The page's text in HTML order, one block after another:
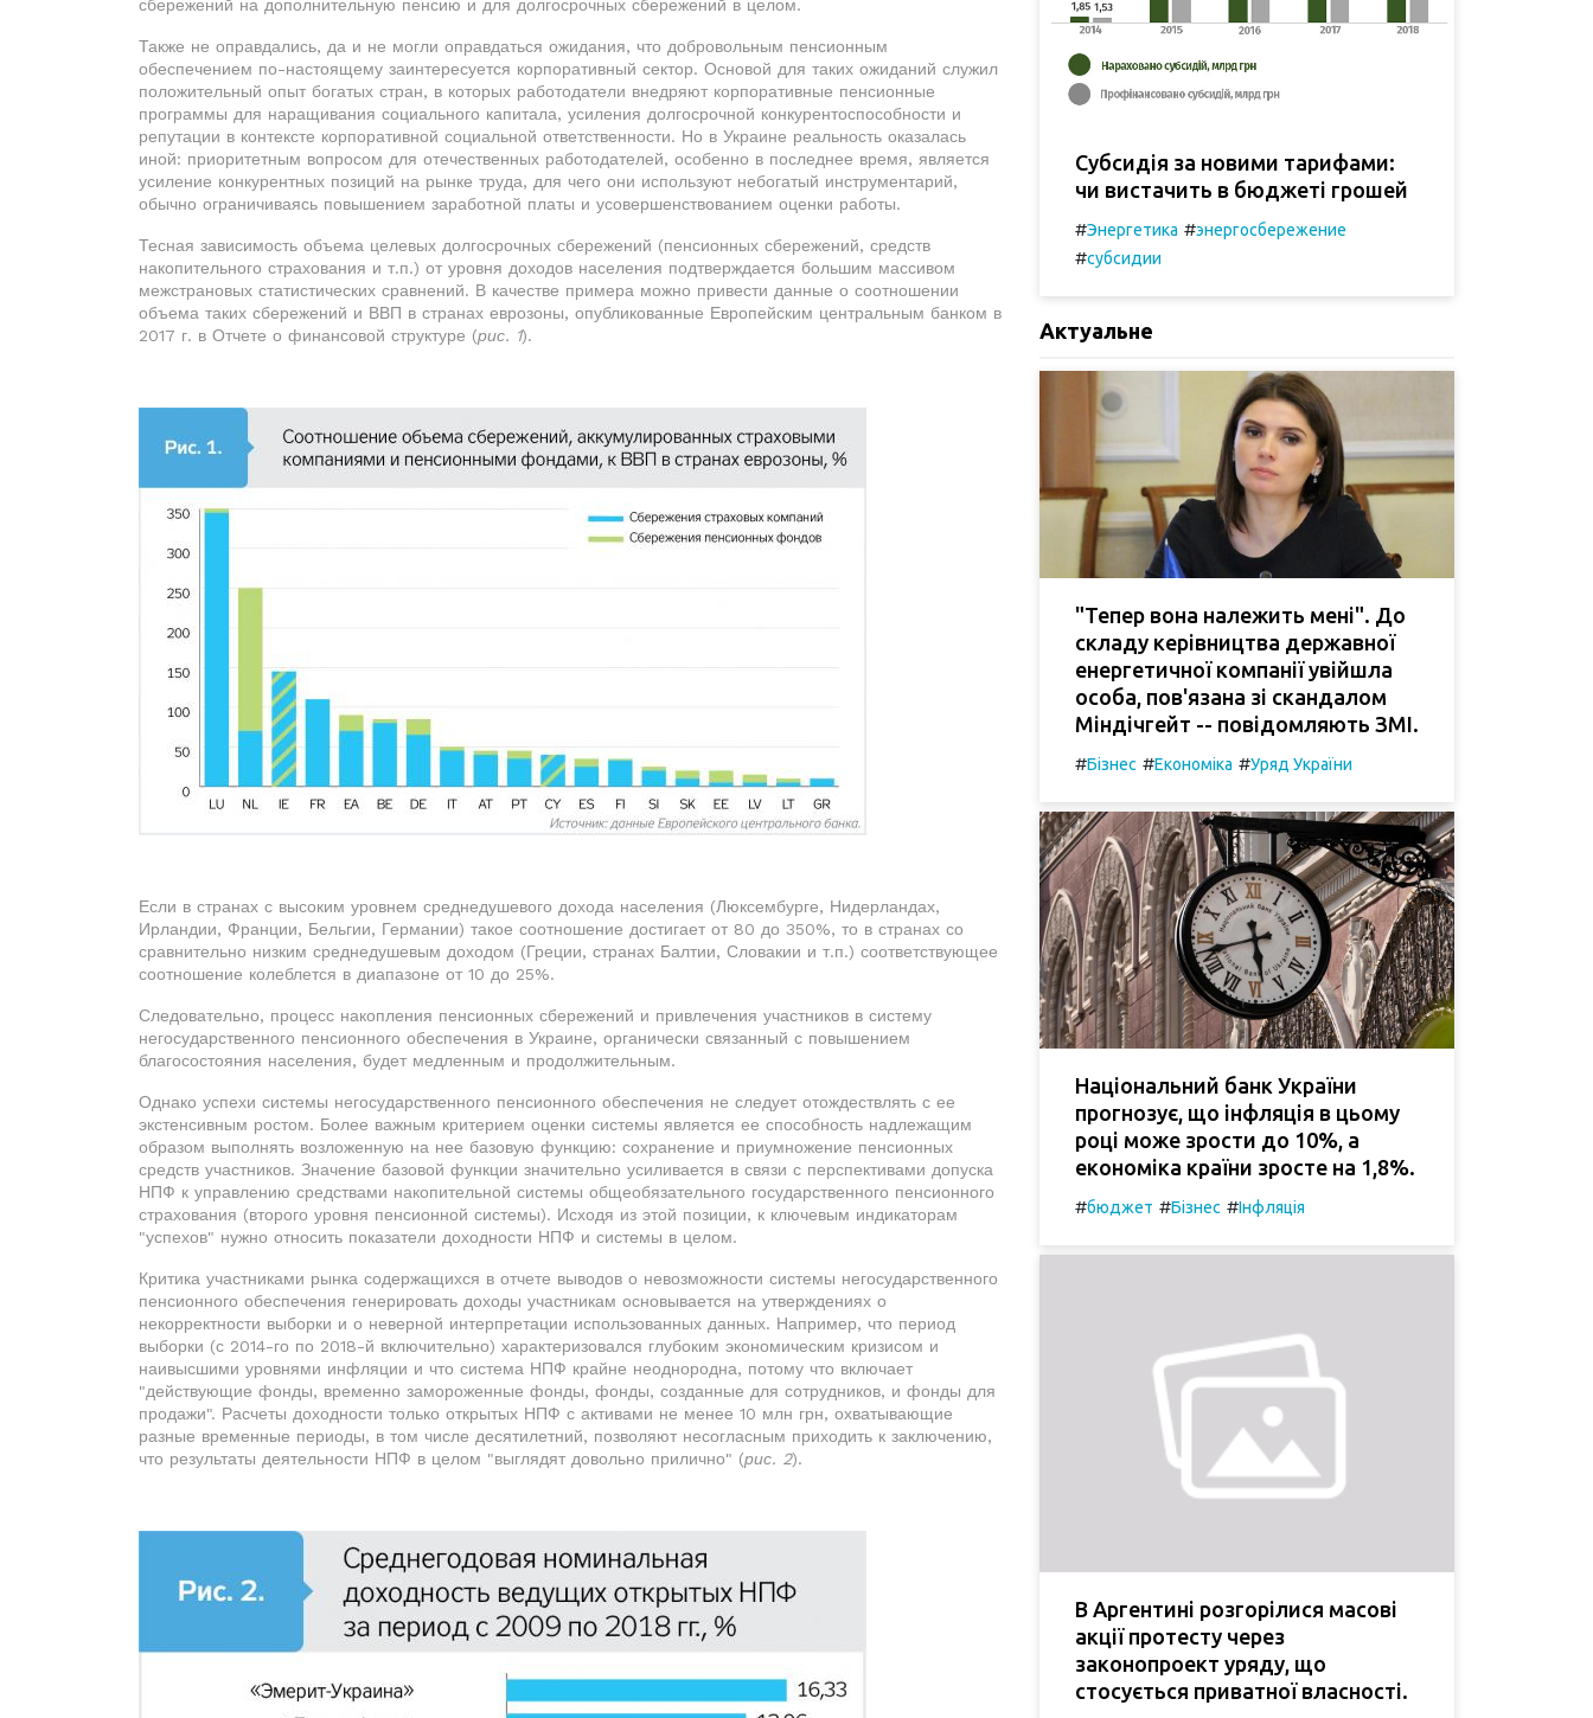
сбережений на дополнительную пенсию и для долгосрочных сбережений в целом.
Также не оправдались, да и не могли оправдаться ожидания, что добровольным пенсионным
обеспечением по-настоящему заинтересуется корпоративный сектор. Основой для таких ожиданий служил
положительный опыт богатых стран, в которых работодатели внедряют корпоративные пенсионные
программы для наращивания социального капитала, усиления долгосрочной конкурентоспособности и
репутации в контексте корпоративной социальной ответственности. Но в Украине реальность оказалась
иной: приоритетным вопросом для отечественных работодателей, особенно в последнее время, является
усиление конкурентных позиций на рынке труда, для чего они используют небогатый инструментарий,
обычно ограничиваясь повышением заработной платы и усовершенствованием оценки работы.
Тесная зависимость объема целевых долгосрочных сбережений (пенсионных сбережений, средств
накопительного страхования и т.п.) от уровня доходов населения подтверждается большим массивом
межстрановых статистических сравнений. В качестве примера можно привести данные о соотношении
объема таких сбережений и ВВП в странах еврозоны, опубликованные Европейским центральным банком в
2017 г. в Отчете о финансовой структуре (рис. 1).
Если в странах с высоким уровнем среднедушевого дохода населения (Люксембурге, Нидерландах,
Ирландии, Франции, Бельгии, Германии) такое соотношение достигает от 80 до 350%, то в странах со
сравнительно низким среднедушевым доходом (Греции, странах Балтии, Словакии и т.п.) соответствующее
соотношение колеблется в диапазоне от 10 до 25%.
Следовательно, процесс накопления пенсионных сбережений и привлечения участников в систему
негосударственного пенсионного обеспечения в Украине, органически связанный с повышением
благосостояния населения, будет медленным и продолжительным.
Однако успехи системы негосударственного пенсионного обеспечения не следует отождествлять с ее
экстенсивным ростом. Более важным критерием оценки системы является ее способность надлежащим
образом выполнять возложенную на нее базовую функцию: сохранение и приумножение пенсионных
средств участников. Значение базовой функции значительно усиливается в связи с перспективами допуска
НПФ к управлению средствами накопительной системы общеобязательного государственного пенсионного
страхования (второго уровня пенсионной системы). Исходя из этой позиции, к ключевым индикаторам
"успехов" нужно относить показатели доходности НПФ и системы в целом.
Критика участниками рынка содержащихся в отчете выводов о невозможности системы негосударственного
пенсионного обеспечения генерировать доходы участникам основывается на утверждениях о
некорректности выборки и о неверной интерпретации использованных данных. Например, что период
выборки (с 2014-го по 2018-й включительно) характеризовался глубоким экономическим кризисом и
наивысшими уровнями инфляции и что система НПФ крайне неоднородна, потому что включает
"действующие фонды, временно замороженные фонды, фонды, созданные для сотрудников, и фонды для
продажи". Расчеты доходности только открытых НПФ с активами не менее 10 млн грн, охватывающие
разные временные периоды, в том числе десятилетний, позволяют несогласным приходить к заключению,
что результаты деятельности НПФ в целом "выглядят довольно прилично" (рис. 2).
Субсидія за новими тарифами:
чи вистачить в бюджеті грошей
#Энергетика #энергосбережение
#субсидии
Актуальне
"Тепер вона належить мені". До
складу керівництва державної
енергетичної компанії увійшла
особа, пов'язана зі скандалом
Міндічгейт -- повідомляють ЗМІ.
#Бізнес #Економіка #Уряд України
Національний банк України
прогнозує, що інфляція в цьому
році може зрости до 10%, а
економіка країни зросте на 1,8%.
#бюджет #Бізнес #Інфляція
В Аргентині розгорілися масові
акції протесту через
законопроект уряду, що
стосується приватної власності.